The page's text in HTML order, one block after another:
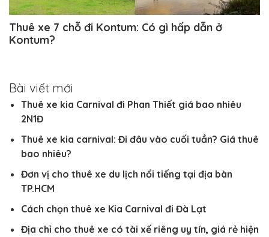
Thuê xe 7 chỗ đi Kontum: Có gì hấp dẫn ở
Kontum?
Bài viết mới
Thuê xe kia Carnival đi Phan Thiết giá bao nhiêu
2N1Đ
Thuê xe kia carnival: Đi đâu vào cuối tuần? Giá thuê
bao nhiêu?
Đơn vị cho thuê xe du lịch nổi tiếng tại địa bàn
TP.HCM
Cách chọn thuê xe Kia Carnival đi Đà Lạt
Địa chỉ cho thuê xe có tài xế riêng uy tín, giá rẻ hiện